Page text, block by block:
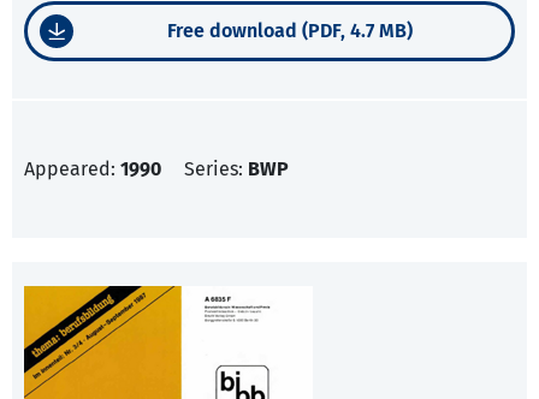
Free download (PDF, 4.7 MB)
Appeared: 1990 Series: BWP